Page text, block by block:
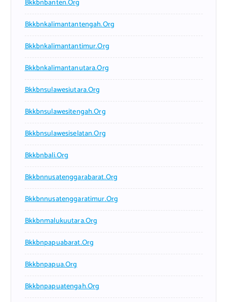
Bkkbnbanten.org
Bkkbnkalimantantengah.org
Bkkbnkalimantantimur.org
Bkkbnkalimantanutara.org
Bkkbnsulawesiutara.org
Bkkbnsulawesitengah.org
Bkkbnsulawesiselatan.org
Bkkbnbali.org
Bkkbnnusatenggarabarat.org
Bkkbnnusatenggaratimur.org
Bkkbnmalukuutara.org
Bkkbnpapuabarat.org
Bkkbnpapua.org
Bkkbnpapuatengah.org